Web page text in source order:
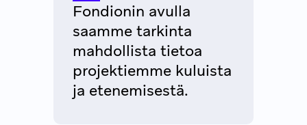
Fondionin avulla
saamme tarkinta
mahdollista tietoa
projektiemme kuluista
ja etenemisestä.